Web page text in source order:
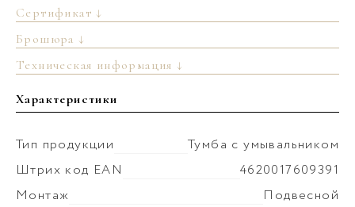
Сертификат ↓
Брошюра ↓
Техническая информация ↓
Характеристики
Тип продукции
Тумба с умывальником
Штрих код EAN
4620017609391
Монтаж
Подвесной